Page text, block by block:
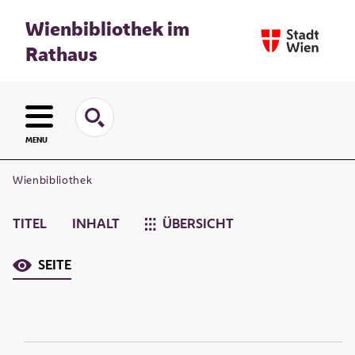
Wienbibliothek im
Rathaus
MENU
Wienbibliothek
TITEL INHALT ÜBERSICHT
SEITE